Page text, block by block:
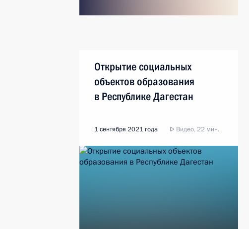
Открытие социальных
объектов образования
в Республике Дагестан
1 сентября 2021 года Видео, 22 мин.